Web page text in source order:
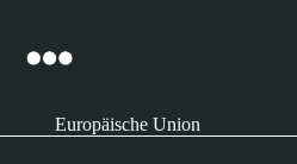
Europäische Union